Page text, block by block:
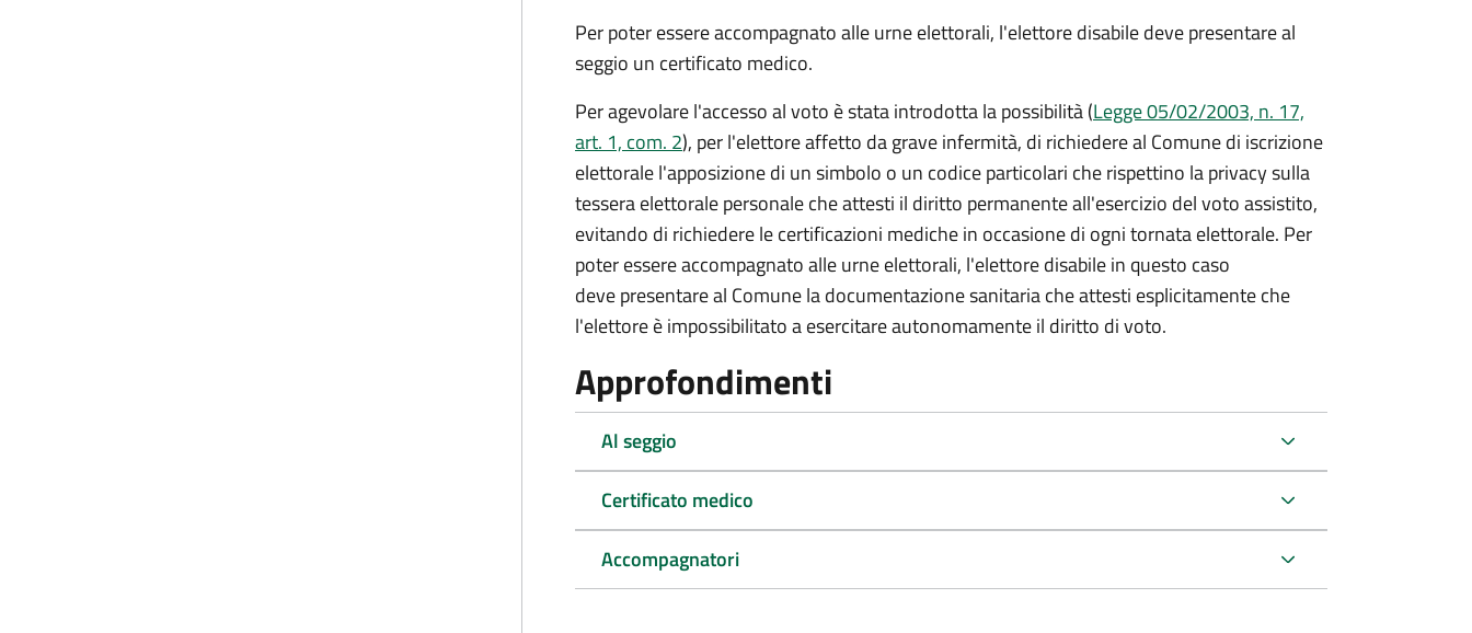
Per poter essere accompagnato alle urne elettorali, l'elettore disabile deve presentare al
seggio un certificato medico.
Per agevolare l'accesso al voto è stata introdotta la possibilità (Legge 05/02/2003, n. 17,
art. 1, com. 2), per l'elettore affetto da grave infermità, di richiedere al Comune di iscrizione
elettorale l'apposizione di un simbolo o un codice particolari che rispettino la privacy sulla
tessera elettorale personale che attesti il diritto permanente all'esercizio del voto assistito,
evitando di richiedere le certificazioni mediche in occasione di ogni tornata elettorale. Per
poter essere accompagnato alle urne elettorali, l'elettore disabile in questo caso
deve presentare al Comune la documentazione sanitaria che attesti esplicitamente che
l'elettore è impossibilitato a esercitare autonomamente il diritto di voto.
Approfondimenti
Al seggio
Certificato medico
Accompagnatori